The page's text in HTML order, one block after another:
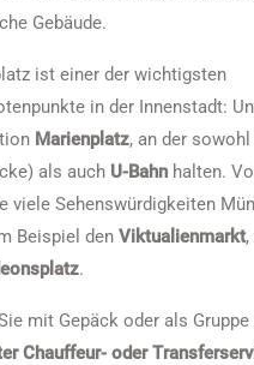
Gebäude.
ist einer der wichtigsten
in der Innenstadt:
Marienplatz, an der sowohl
als auch U-Bahn halten.
viele Sehenswürdigkeiten
Beispiel den Viktualienmarkt,
.
mit Gepäck oder als
Chauffeur- oder